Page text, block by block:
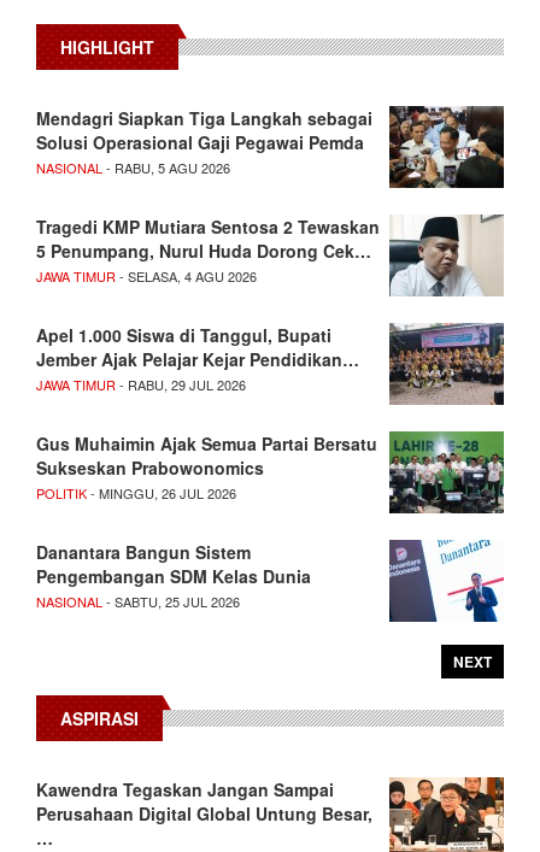
HIGHLIGHT
Mendagri Siapkan Tiga Langkah sebagai
Solusi Operasional Gaji Pegawai Pemda
NASIONAL- RABU, 5 AGU 2026
Tragedi KMP Mutiara Sentosa 2 Tewaskan
5 Penumpang, Nurul Huda Dorong Cek…
JAWA TIMUR- SELASA, 4 AGU 2026
Apel 1.000 Siswa di Tanggul, Bupati
Jember Ajak Pelajar Kejar Pendidikan…
JAWA TIMUR- RABU, 29 JUL 2026
Gus Muhaimin Ajak Semua Partai Bersatu
Sukseskan Prabowonomics
POLITIK- MINGGU, 26 JUL 2026
Danantara Bangun Sistem
Pengembangan SDM Kelas Dunia
NASIONAL- SABTU, 25 JUL 2026
NEXT
ASPIRASI
Kawendra Tegaskan Jangan Sampai
Perusahaan Digital Global Untung Besar,
…